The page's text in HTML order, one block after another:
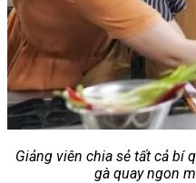
Giảng viên chia sẻ tất cả bí
gà quay ngon